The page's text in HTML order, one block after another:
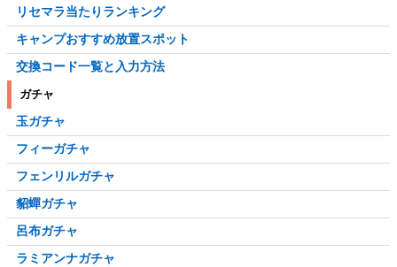
リセマラ当たりランキング
キャンプおすすめ放置スポット
交換コード一覧と入力方法
ガチャ
玉ガチャ
フィーガチャ
フェンリルガチャ
貂蟬ガチャ
呂布ガチャ
ラミアンナガチャ